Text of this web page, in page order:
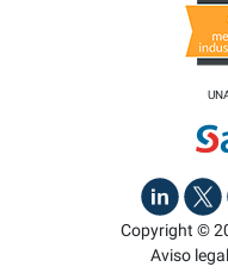
Copyright ©
Aviso